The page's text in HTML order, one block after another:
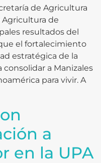
de Agricultura
Agricultura de
resultados del
el fortalecimiento
estratégica de la
a Manizales
para vivir. A
a
en la UPA